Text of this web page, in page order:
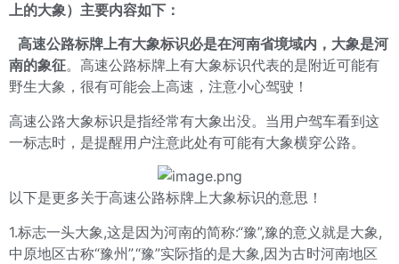
上的大象）主要内容如下：
高速公路标牌上有大象标识必是在河南省境域内，大象是河
南的象征。高速公路标牌上有大象标识代表的是附近可能有
野生大象，很有可能会上高速，注意小心驾驶！
高速公路大象标识是指经常有大象出没。当用户驾车看到这
一标志时，是提醒用户注意此处有可能有大象横穿公路。
以下是更多关于高速公路标牌上大象标识的意思！
1.标志一头大象,这是因为河南的简称:“豫”,豫的意义就是大象,
中原地区古称“豫州”,“豫”实际指的是大象,因为古时河南地区